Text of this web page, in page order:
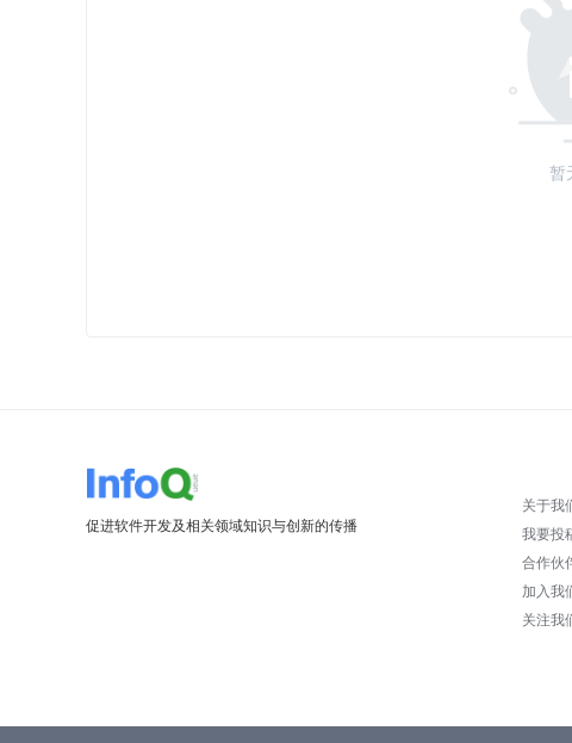
暂
促进软件开发及相关领域知识与创新的传播
关于我
我要投
合作伙
加入我
关注我